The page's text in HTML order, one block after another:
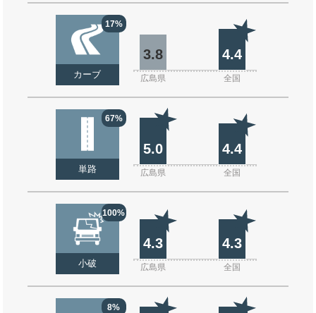
17%
カーブ
3.8 4.4
広島県 全国
67%
単路
5.0 4.4
広島県 全国
100%
小破
4.3 4.3
広島県 全国
8%